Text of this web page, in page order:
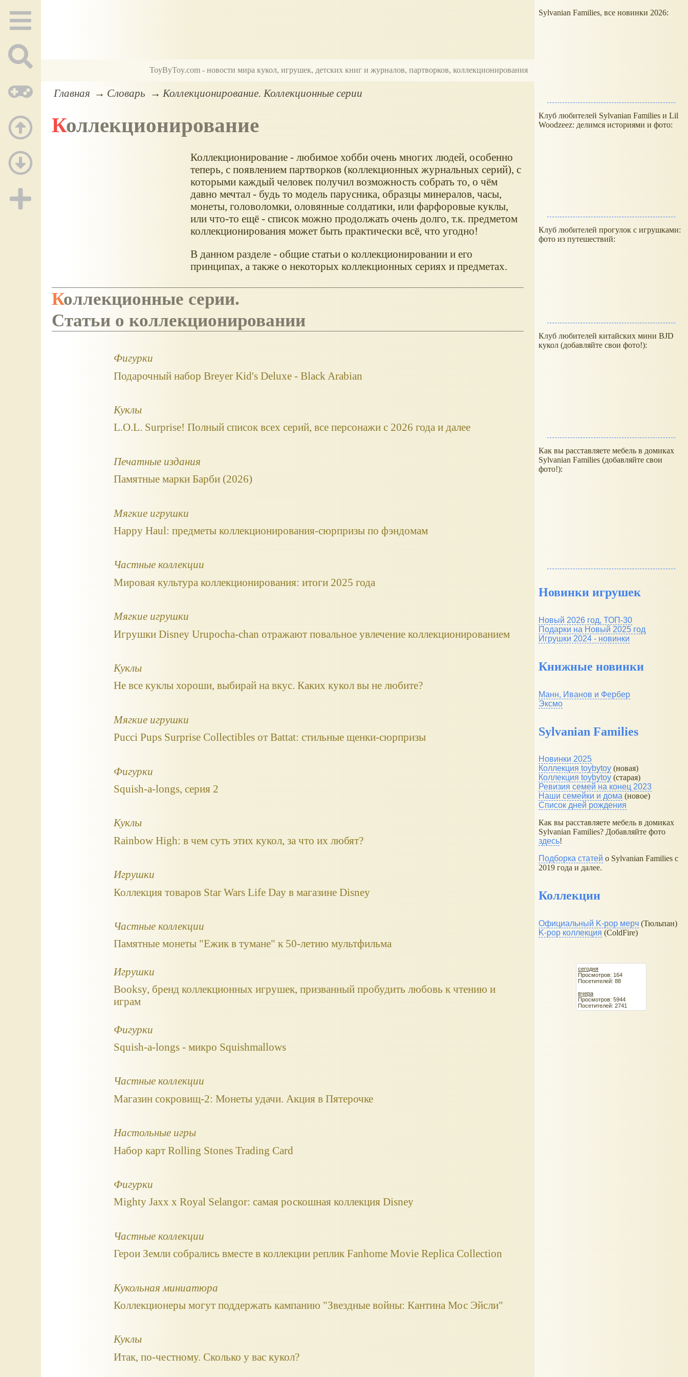
ToyByToy.com - новости мира кукол, игрушек, детских книг и журналов, партворков, коллекционирования
Главная Словарь Коллекционирование. Коллекционные серии
Коллекционирование
Коллекционирование - любимое хобби очень многих людей, особенно
теперь, с появлением партворков (коллекционных журнальных серий), с
которыми каждый человек получил возможность собрать то, о чём
давно мечтал - будь то модель парусника, образцы минералов, часы,
монеты, головоломки, оловянные солдатики, или фарфоровые куклы,
или что-то ещё - список можно продолжать очень долго, т.к. предметом
коллекционирования может быть практически всё, что угодно!
В данном разделе - общие статьи о коллекционировании и его
принципах, а также о некоторых коллекционных сериях и предметах.
Коллекционные серии.
Статьи о коллекционировании
Фигурки
Подарочный набор Breyer Kid's Deluxe - Black Arabian
Куклы
L.O.L. Surprise! Полный список всех серий, все персонажи с 2026 года и далее
Печатные издания
Памятные марки Барби (2026)
Мягкие игрушки
Happy Haul: предметы коллекционирования-сюрпризы по фэндомам
Частные коллекции
Мировая культура коллекционирования: итоги 2025 года
Мягкие игрушки
Игрушки Disney Urupocha‑chan отражают повальное увлечение коллекционированием
Куклы
Не все куклы хороши, выбирай на вкус. Каких кукол вы не любите?
Мягкие игрушки
Pucci Pups Surprise Collectibles от Battat: стильные щенки-сюрпризы
Фигурки
Squish-a-longs, серия 2
Куклы
Rainbow High: в чем суть этих кукол, за что их любят?
Игрушки
Коллекция товаров Star Wars Life Day в магазине Disney
Частные коллекции
Памятные монеты "Ежик в тумане" к 50-летию мультфильма
Игрушки
Booksy, бренд коллекционных игрушек, призванный пробудить любовь к чтению и
играм
Фигурки
Squish-a-longs - микро Squishmallows
Частные коллекции
Магазин сокровищ-2: Монеты удачи. Акция в Пятерочке
Настольные игры
Набор карт Rolling Stones Trading Card
Фигурки
Mighty Jaxx x Royal Selangor: самая роскошная коллекция Disney
Частные коллекции
Герои Земли собрались вместе в коллекции реплик Fanhome Movie Replica Collection
Кукольная миниатюра
Коллекционеры могут поддержать кампанию "Звездные войны: Кантина Мос Эйсли"
Куклы
Итак, по-честному. Сколько у вас кукол?
Sylvanian Families, все новинки 2026:
Клуб любителей Sylvanian Families и Lil
Woodzeez: делимся историями и фото:
Клуб любителей прогулок с игрушками:
фото из путешествий:
Клуб любителей китайских мини BJD
кукол (добавляйте свои фото!):
Как вы расставляете мебель в домиках
Sylvanian Families (добавляйте свои
фото!):
Новинки игрушек
Новый 2026 год, ТОП-30
Подарки на Новый 2025 год
Игрушки 2024 - новинки
Книжные новинки
Манн, Иванов и Фербер
Эксмо
Sylvanian Families
Новинки 2025
Коллекция toybytoy (новая)
Коллекция toybytoy (старая)
Ревизия семей на конец 2023
Наши семейки и дома (новое)
Список дней рождения
Как вы расставляете мебель в домиках
Sylvanian Families? Добавляйте фото
здесь!
Подборка статей о Sylvanian Families с
2019 года и далее.
Коллекции
Официальный K-pop мерч (Тюльпан)
K-pop коллекция (ColdFire)
сегодня
Просмотров: 164
Посетителей: 88
вчера
Просмотров: 5944
Посетителей: 2741